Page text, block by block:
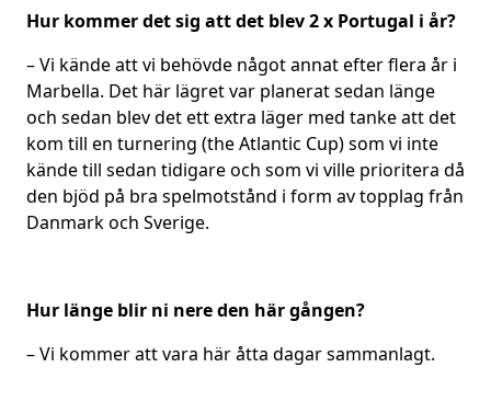
Hur kommer det sig att det blev 2 x Portugal i år?
– Vi kände att vi behövde något annat efter flera år i
Marbella. Det här lägret var planerat sedan länge
och sedan blev det ett extra läger med tanke att det
kom till en turnering (the Atlantic Cup) som vi inte
kände till sedan tidigare och som vi ville prioritera då
den bjöd på bra spelmotstånd i form av topplag från
Danmark och Sverige.
Hur länge blir ni nere den här gången?
– Vi kommer att vara här åtta dagar sammanlagt.